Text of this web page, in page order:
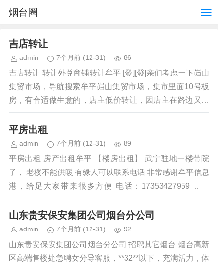
烟台圈
吉店转让
admin 7个月前 (12-31) 86
吉店转让 转让外兑商铺转让牟平 [發][發]亲们考虑一下岿山
集贸市场，导航搜索牟平岿山集贸市场，集市里面10号板
房，有合适做生意的，店主低价转让，因店主在路边又租
了个门市，忙不过来，急转，...
平房出租
admin 7个月前 (12-31) 89
平房出租 房产出租牟平 【楼房出租】 武宁驻地一楼带院
子， 老楼不能供暖 有缘人可以联系电话 非常感谢牟平信息
港，给足大家带来很多方便 电话：17353427959 【时
间：...
山东贵安保安集团公司烟台分公司
admin 7个月前 (12-31) 92
山东贵安保安集团公司烟台分公司 招聘其它烟台 烟台高新
区高端售楼处急聘女分导客服，**32**以下，充满活力，体